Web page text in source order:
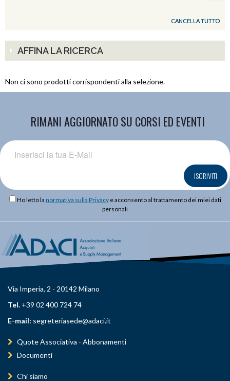
CANCELLA TUTTO
AFFINA LA RICERCA
Non ci sono prodotti corrispondenti alla selezione.
RIMANI AGGIORNATO SU CORSI ED EVENTI
ISCRIVITI
Ho letto la normativa sulla Privacye acconsento al trattamento dei miei dati
personali
Via Imperia, 2 - 20142 Milano
Tel. +39 02 400 724 74
E-mail: segreteriasede@adaci.it
Quote Associativa - Abbonamenti
Documenti
Chi siamo